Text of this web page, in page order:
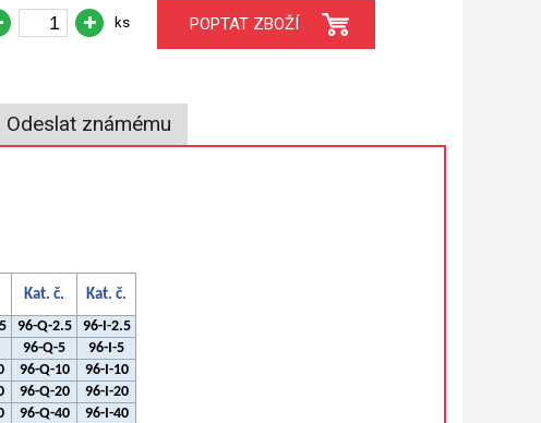
ks POPTAT ZBOŽÍ
Odeslat známému
Kat. č.
Kat. č.
96-Q-2.5
96-I-2.5
96-Q-5
96-I-5
96-Q-10
96-I-10
96-Q-20
96-I-20
96-Q-40
96-I-40